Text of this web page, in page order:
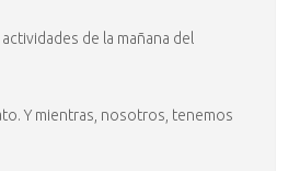
de la mañana del
Y mientras, nosotros, tenemos